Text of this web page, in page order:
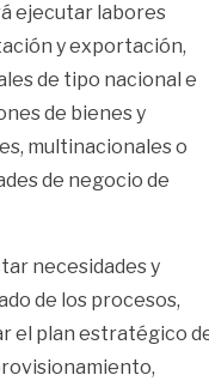
ejecutar labores
y exportación,
de tipo nacional e
de bienes y
multinacionales o
de negocio de
necesidades y
de los procesos,
el plan estratégico